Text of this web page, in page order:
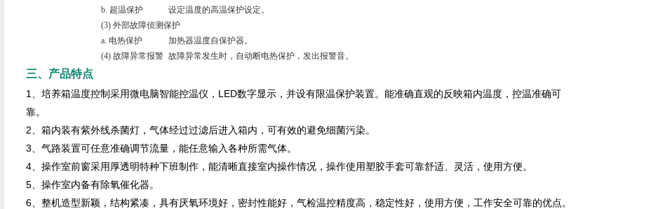
b. 超温保护
设定温度的高温保护设定。
(3) 外部故障侦测保护
a. 电热保护
加热器温度自保护器。
(4) 故障异常报警 故障异常发生时，自动断电热保护，发出报警音。
三、产品特点
1、培养箱温度控制采用微电脑智能控温仪，LED数字显示，并设有限温保护装置。能准确直观的反映箱内温度，控温准确可
靠。
2、箱内装有紫外线杀菌灯，气体经过过滤后进入箱内，可有效的避免细菌污染。
3、气路装置可任意准确调节流量，能任意输入各种所需气体。
4、操作室前窗采用厚透明特种下班制作，能清晰直接室内操作情况，操作使用塑胶手套可靠舒适、灵活，使用方便。
5、操作室内备有除氧催化器。
6、整机造型新颖，结构紧凑，具有厌氧环境好，密封性能好，气检温控精度高，稳定性好，使用方便，工作安全可靠的优点。